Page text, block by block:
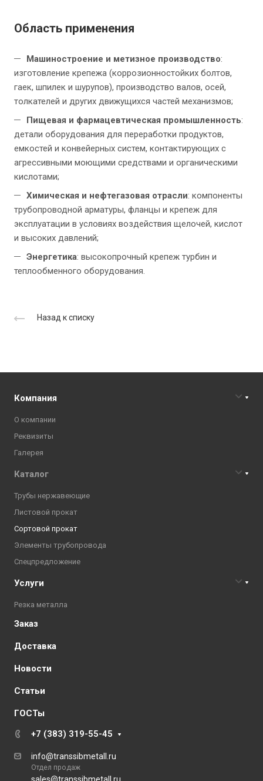
Область применения
Машиностроение и метизное производство:
изготовление крепежа (коррозионностойких болтов,
гаек, шпилек и шурупов), производство валов, осей,
толкателей и других движущихся частей механизмов;
Пищевая и фармацевтическая промышленность:
детали оборудования для переработки продуктов,
емкостей и конвейерных систем, контактирующих с
агрессивными моющими средствами и органическими
кислотами;
Химическая и нефтегазовая отрасли: компоненты
трубопроводной арматуры, фланцы и крепеж для
эксплуатации в условиях воздействия щелочей, кислот
и высоких давлений;
Энергетика: высокопрочный крепеж турбин и
теплообменного оборудования.
Назад к списку
Компания
О компании
Реквизиты
Галерея
Каталог
Трубы нержавеющие
Листовой прокат
Сортовой прокат
Элементы трубопровода
Спецпредложение
Услуги
Резка металла
Заказ
Доставка
Новости
Статьи
ГОСТы
+7 (383) 319-55-45
info@transsibmetall.ru
Отдел продаж